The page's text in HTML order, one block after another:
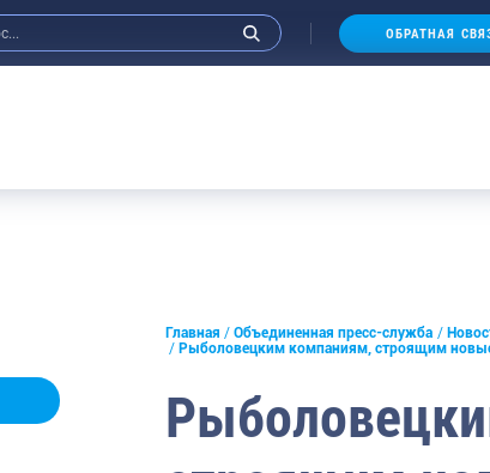
Анонсы
Отраслевые СМИ
Выставки и конференции
ОБРАТНАЯ
Главная Объединенная пресс-служба
Рыболовецким компаниям, строящим